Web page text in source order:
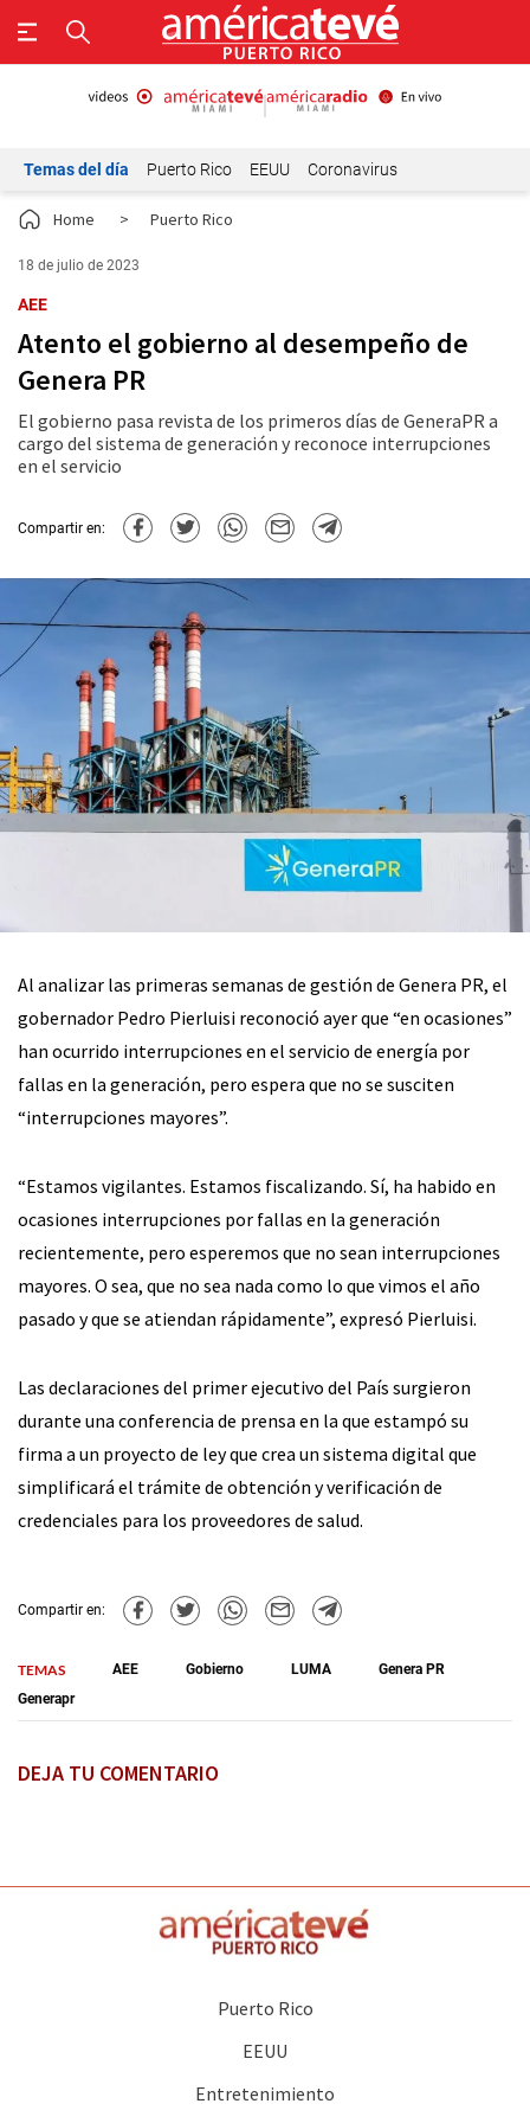
Temas del día Puerto Rico EEUU Coronavirus
Home > Puerto Rico
18 de julio de 2023
AEE
Atento el gobierno al desempeño de
Genera PR
El gobierno pasa revista de los primeros días de GeneraPR a
cargo del sistema de generación y reconoce interrupciones
en el servicio
Compartir en:
Al analizar las primeras semanas de gestión de Genera PR, el
gobernador Pedro Pierluisi reconoció ayer que “en ocasiones”
han ocurrido interrupciones en el servicio de energía por
fallas en la generación, pero espera que no se susciten
“interrupciones mayores”.
“Estamos vigilantes. Estamos fiscalizando. Sí, ha habido en
ocasiones interrupciones por fallas en la generación
recientemente, pero esperemos que no sean interrupciones
mayores. O sea, que no sea nada como lo que vimos el año
pasado y que se atiendan rápidamente”, expresó Pierluisi.
Las declaraciones del primer ejecutivo del País surgieron
durante una conferencia de prensa en la que estampó su
firma a un proyecto de ley que crea un sistema digital que
simplificará el trámite de obtención y verificación de
credenciales para los proveedores de salud.
Compartir en:
TEMAS AEE Gobierno LUMA
Genera PR
Generapr
DEJA TU COMENTARIO
Puerto Rico
EEUU
Entretenimiento